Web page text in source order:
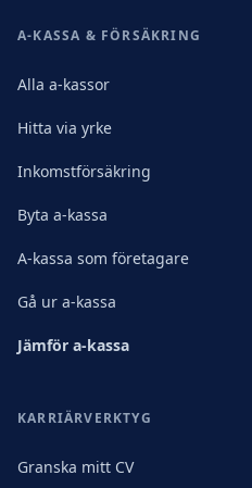
A-KASSA & FÖRSÄKRING
Alla a-kassor
Hitta via yrke
Inkomstförsäkring
Byta a-kassa
A-kassa som företagare
Gå ur a-kassa
Jämför a-kassa
KARRIÄRVERKTYG
Granska mitt CV